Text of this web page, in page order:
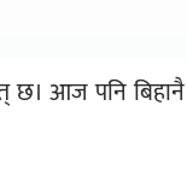
छ। आज पनि बिहानै